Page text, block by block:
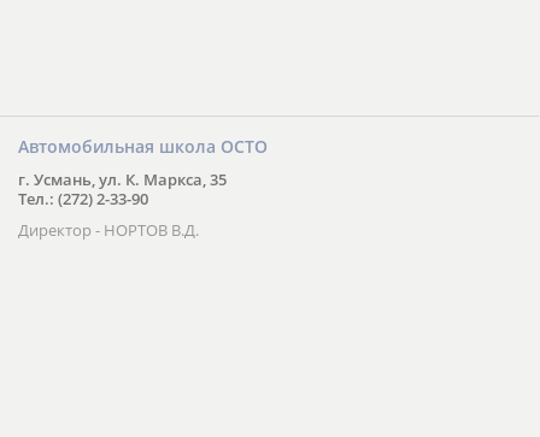
Автомобильная школа ОСТО
г. Усмань, ул. К. Маркса, 35
Тел.: (272) 2-33-90
Директор - НОРТОВ В.Д.